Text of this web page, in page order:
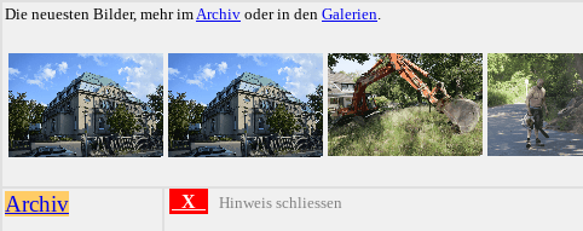
Die neuesten Bilder, mehr imArchiv oder in den Galerien.
Archiv X Hinweis schliessen